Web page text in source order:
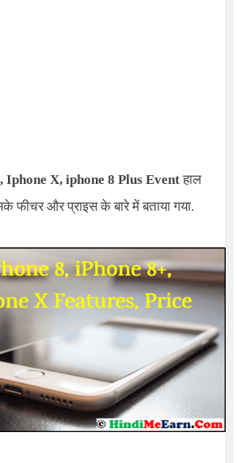
Iphone X, iphone 8 Plus Event हाल
फीचर और प्राइस के बारे में बताया गया.